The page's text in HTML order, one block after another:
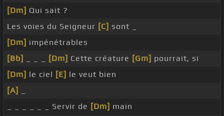
[Dm] Qui sait ?
Les voies du Seigneur [C] sont _
[Dm] impénétrables
[Bb]
[Dm] Cette créature [Gm] pourrait, si
[Dm] le ciel [E] le veut bien
[A]
_ _ _ _ _ _ Servir de [Dm] main